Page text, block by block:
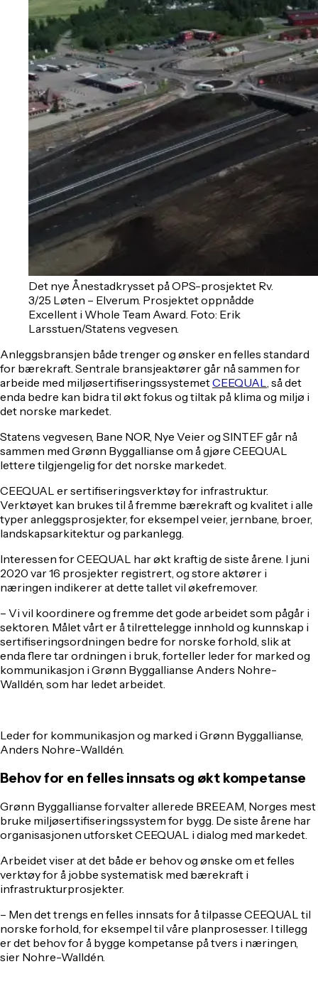
Det nye Ånestadkrysset på OPS-prosjektet Rv.
3/25 Løten – Elverum. Prosjektet oppnådde
Excellent i Whole Team Award. Foto: Erik
Larsstuen/Statens vegvesen.
Anleggsbransjen både trenger og ønsker en felles standard
for bærekraft. Sentrale bransjeaktører går nå sammen for
arbeide med miljøsertifiseringssystemetCEEQUAL , så det
enda bedre kan bidra til økt fokus og tiltak på klima og miljø i
det norske markedet.
Statens vegvesen, Bane NOR, Nye Veier og SINTEF går nå
sammen med Grønn Byggallianse om å gjøre CEEQUAL
lettere tilgjengelig for det norske markedet.
CEEQUAL er sertifiseringsverktøy for infrastruktur.
Verktøyet kan brukes til å fremme bærekraft og kvalitet i alle
typer anleggsprosjekter, for eksempel veier, jernbane, broer,
landskapsarkitektur og parkanlegg.
Interessen for CEEQUAL har økt kraftig de siste årene. I juni
2020 var 16 prosjekter registrert, og store aktører i
næringen indikerer at dette tallet vil økefremover.
– Vi vil koordinere og fremme det gode arbeidet som pågår i
sektoren. Målet vårt er å tilrettelegge innhold og kunnskap i
sertifiseringsordningen bedre for norske forhold, slik at
enda flere tar ordningen i bruk, forteller leder for marked og
kommunikasjon i Grønn Byggallianse Anders Nohre-
Walldén, som har ledet arbeidet.
Leder for kommunikasjon og marked i Grønn Byggallianse,
Anders Nohre-Walldén.
Behov for en felles innsats og økt kompetanse
Grønn Byggallianse forvalter allerede BREEAM, Norges mest
bruke miljøsertifiseringssystem for bygg. De siste årene har
organisasjonen utforsket CEEQUAL i dialog med markedet.
Arbeidet viser at det både er behov og ønske om et felles
verktøy for å jobbe systematisk med bærekraft i
infrastrukturprosjekter.
– Men det trengs en felles innsats for å tilpasse CEEQUAL til
norske forhold, for eksempel til våre planprosesser. I tillegg
er det behov for å bygge kompetanse på tvers i næringen,
sier Nohre-Walldén.